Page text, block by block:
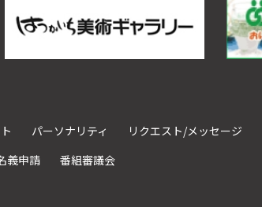
パーソナリティ リクエスト/メッセージ
義申請 番組審議会